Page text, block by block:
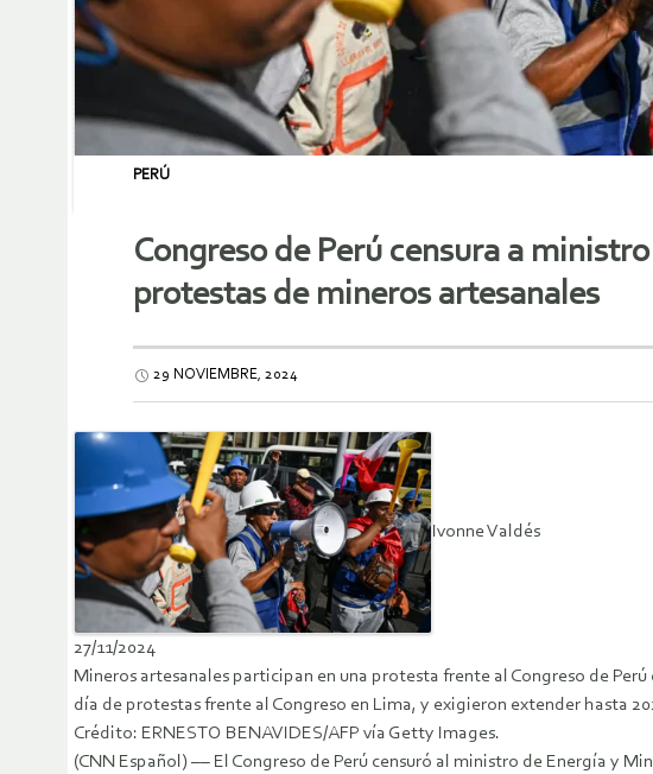
PERÚ
Congreso de Perú censura a
protestas de mineros artesanales
29 NOVIEMBRE, 2024
Ivonne Valdés
27/11/2024
Mineros artesanales participan en una protesta frente al Congreso de
día de protestas frente al Congreso en Lima, y exigieron extender hasta
Crédito: ERNESTO BENAVIDES/AFP vía Getty Images.
(CNN Español) –– El Congreso de Perú censuró al ministro de Energía y